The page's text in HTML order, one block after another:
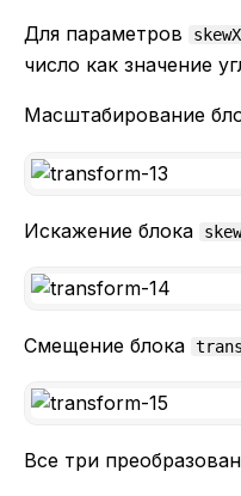
Для параметров skewX
число как значение
Масштабирование
Искажение блока skew
Смещение блока
Все три